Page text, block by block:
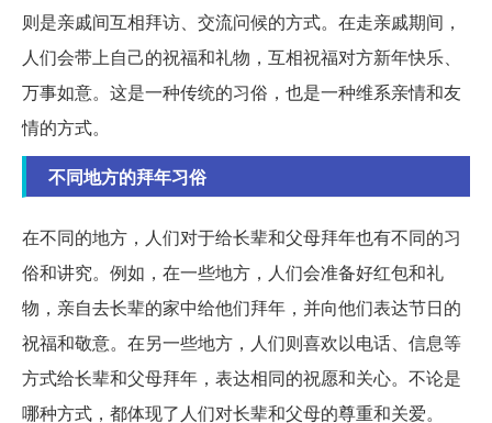
则是亲戚间互相拜访、交流问候的方式。在走亲戚期间，
人们会带上自己的祝福和礼物，互相祝福对方新年快乐、
万事如意。这是一种传统的习俗，也是一种维系亲情和友
情的方式。
不同地方的拜年习俗
在不同的地方，人们对于给长辈和父母拜年也有不同的习
俗和讲究。例如，在一些地方，人们会准备好红包和礼
物，亲自去长辈的家中给他们拜年，并向他们表达节日的
祝福和敬意。在另一些地方，人们则喜欢以电话、信息等
方式给长辈和父母拜年，表达相同的祝愿和关心。不论是
哪种方式，都体现了人们对长辈和父母的尊重和关爱。